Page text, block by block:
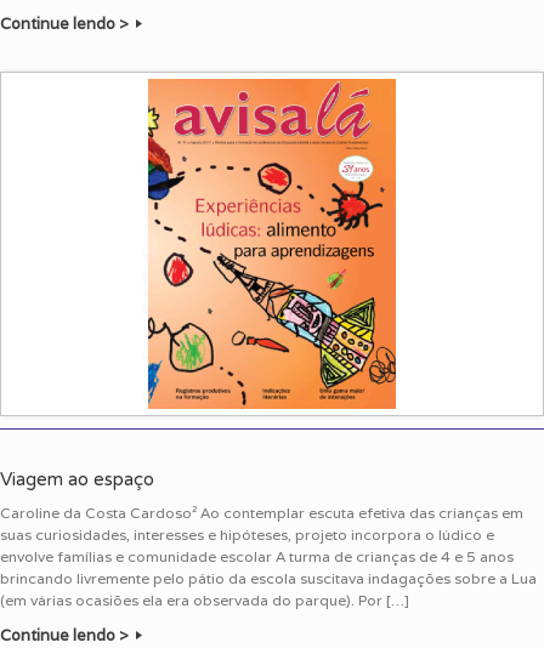
Continue lendo >
Viagem ao espaço
Caroline da Costa Cardoso² Ao contemplar escuta efetiva das crianças em
suas curiosidades, interesses e hipóteses, projeto incorpora o lúdico e
envolve famílias e comunidade escolar A turma de crianças de 4 e 5 anos
brincando livremente pelo pátio da escola suscitava indagações sobre a Lua
(em várias ocasiões ela era observada do parque). Por […]
Continue lendo >